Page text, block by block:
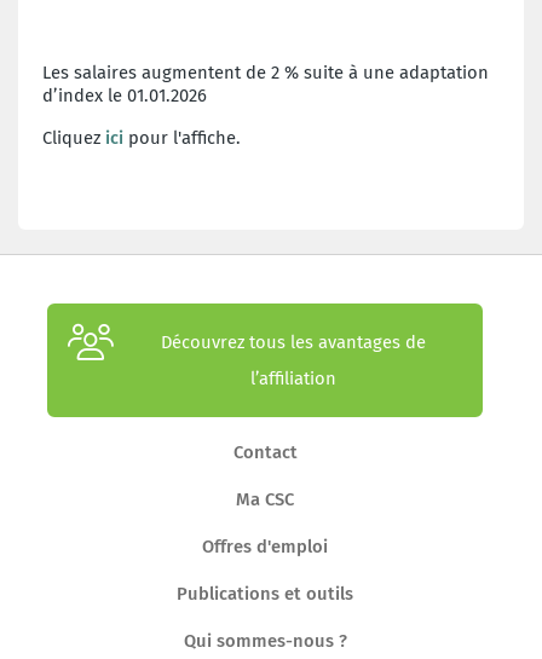
Les salaires augmentent de 2 % suite à une adaptation
d’index le 01.01.2026
Cliquez ici pour l'affiche.
Découvrez tous les avantages de
l’affiliation
Contact
Ma CSC
Offres d'emploi
Publications et outils
Qui sommes-nous ?